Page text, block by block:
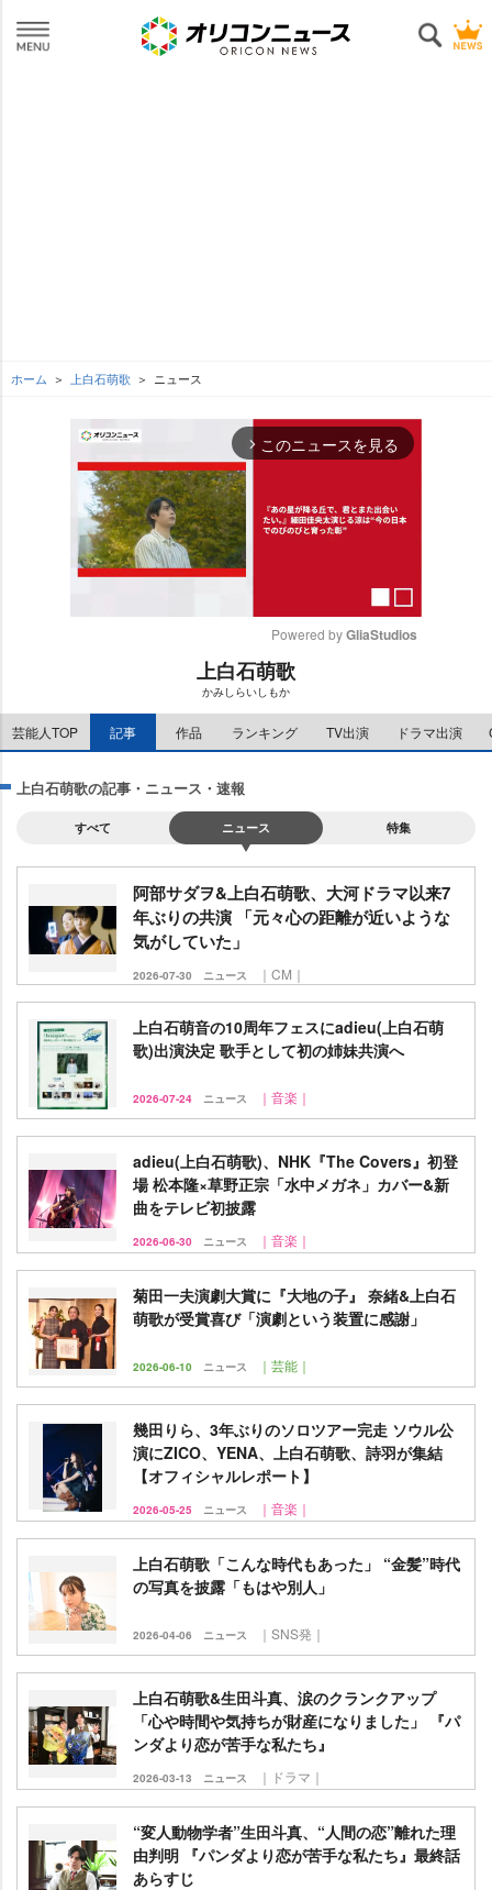
ホーム 上白石萌歌 ニュース
arrow_forward_ios このニュースを見る
e
Powered by GliaStudios
上白石萌歌
かみしらいしもか
芸能人TOP 記事 作品 ランキング TV出演 ドラマ出演
上白石萌歌の記事・ニュース・速報
すべて ニュース 特集
阿部サダヲ&上白石萌歌、大河ドラマ以来7
年ぶりの共演 「元々心の距離が近いような
気がしていた」
2026-07-30 ニュース ｜CM｜
上白石萌音の10周年フェスにadieu(上白石萌
歌)出演決定 歌手として初の姉妹共演へ
2026-07-24 ニュース ｜音楽｜
adieu(上白石萌歌)、NHK『The Covers』初登
場 松本隆×草野正宗「水中メガネ」カバー&新
曲をテレビ初披露
2026-06-30 ニュース ｜音楽｜
菊田一夫演劇大賞に『大地の子』 奈緒&上白石
萌歌が受賞喜び「演劇という装置に感謝」
2026-06-10 ニュース ｜芸能｜
幾田りら、3年ぶりのソロツアー完走 ソウル公
演にZICO、YENA、上白石萌歌、詩羽が集結
【オフィシャルレポート】
2026-05-25 ニュース ｜音楽｜
上白石萌歌「こんな時代もあった」 “金髪”時代
の写真を披露「もはや別人」
2026-04-06 ニュース ｜SNS発｜
上白石萌歌&生田斗真、涙のクランクアップ
「心や時間や気持ちが財産になりました」 『パ
ンダより恋が苦手な私たち』
2026-03-13 ニュース ｜ドラマ｜
“変人動物学者”生田斗真、“人間の恋”離れた理
由判明 『パンダより恋が苦手な私たち』最終話
あらすじ